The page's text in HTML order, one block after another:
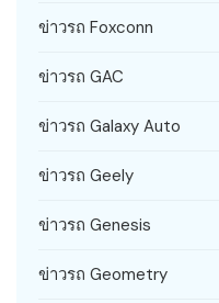
ข่าวรถ Foxconn
ข่าวรถ GAC
ข่าวรถ Galaxy Auto
ข่าวรถ Geely
ข่าวรถ Genesis
ข่าวรถ Geometry